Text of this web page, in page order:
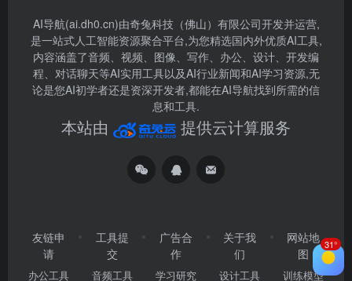
AI导航(ai.dh0.cn)由奇兔科技（佛山）有限公司开发并运营,
是一站式人工智能资源聚合平台,为您精选国内外优质AI工具,
内容涵盖了音频、视频、图像、写作、办公、设计、开发编
程、对话聊天等AI实用工具以及AI行业新闻和AI学习资源,无
论是您AI初学者还是资深开发者,都能在AI导航找到所需的信
息和工具.
本站由 提供云计算服务
友链申
请
办公工具
工具提
交
音频工具
广告合
作
学习研究
关于我
们
设计工具
网站地
图
训练模型
31°